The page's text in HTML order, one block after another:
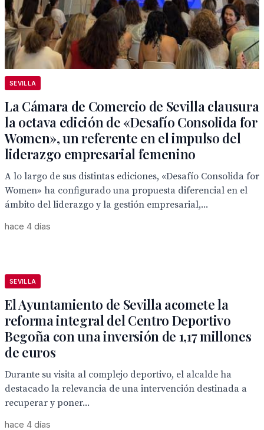
SEVILLA
La Cámara de Comercio de Sevilla clausura
la octava edición de «Desafío Consolida for
Women», un referente en el impulso del
liderazgo empresarial femenino
A lo largo de sus distintas ediciones, «Desafío Consolida for
Women» ha configurado una propuesta diferencial en el
ámbito del liderazgo y la gestión empresarial,...
hace 4 días
SEVILLA
El Ayuntamiento de Sevilla acomete la
reforma integral del Centro Deportivo
Begoña con una inversión de 1,17 millones
de euros
Durante su visita al complejo deportivo, el alcalde ha
destacado la relevancia de una intervención destinada a
recuperar y poner...
hace 4 días